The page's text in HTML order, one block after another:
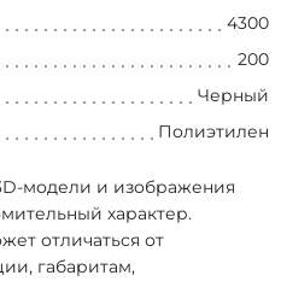
4300
200
Черный
Полиэтилен
модели и изображения
характер.
отличаться от
габаритам,